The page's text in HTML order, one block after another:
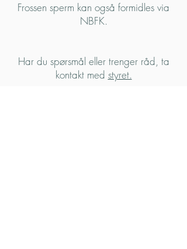
Frossen sperm kan også formidles via
NBFK.
Har du spørsmål eller trenger råd, ta
kontakt med styret.